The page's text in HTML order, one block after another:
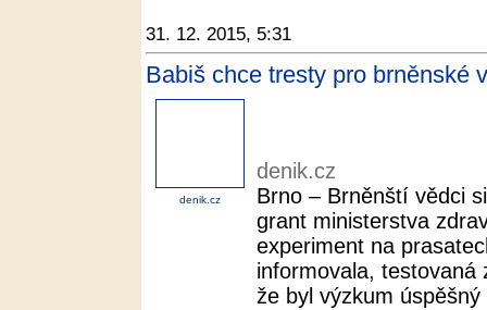
31. 12. 2015, 5:31
Babiš chce tresty pro brněnské
denik.cz
denik.cz
Brno – Brněnští vědci
grant ministerstva
experiment na
informovala, testovaná
že byl výzkum